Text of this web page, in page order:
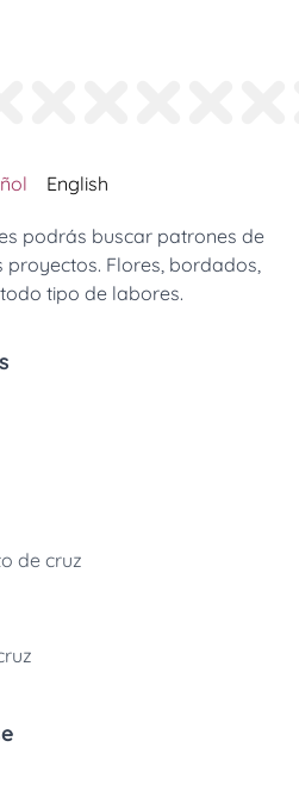
English
podrás buscar patrones de
proyectos. Flores, bordados,
tipo de labores.
de cruz